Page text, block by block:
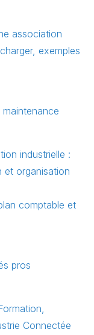
association
exemples
industrielle :
et organisation
comptable et
pros
Connectée